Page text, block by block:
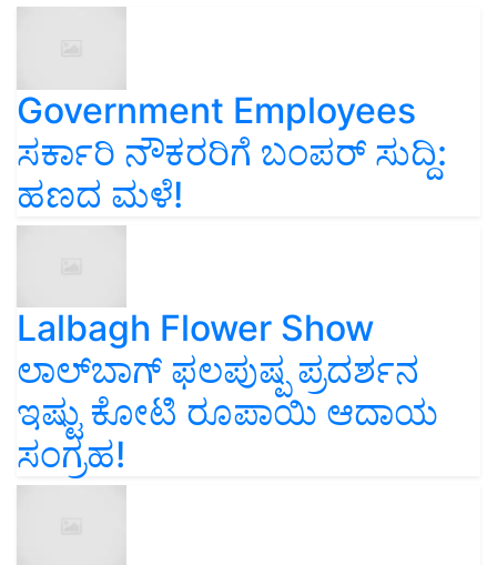
Government Employees
ಸರ್ಕಾರಿ ನೌಕರರಿಗೆ ಬಂಪರ್‌ ಸುದ್ದಿ:
ಹಣದ ಮಳೆ!
Lalbagh Flower Show
ಲಾಲ್‌ಬಾಗ್ ಫಲಪುಷ್ಪ ಪ್ರದರ್ಶನ
ಇಷ್ಟು ಕೋಟಿ ರೂಪಾಯಿ ಆದಾಯ
ಸಂಗ್ರಹ!